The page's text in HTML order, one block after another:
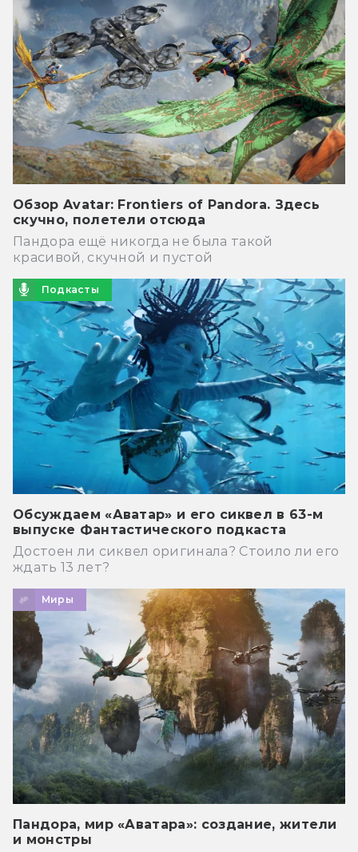
Обзор Avatar: Frontiers of Pandora. Здесь
скучно, полетели отсюда
Пандора ещё никогда не была такой
красивой, скучной и пустой
Подкасты
Обсуждаем «Аватар» и его сиквел в 63-м
выпуске Фантастического подкаста
Достоен ли сиквел оригинала? Стоило ли его
ждать 13 лет?
Миры
Пандора, мир «Аватара»: создание, жители
и монстры